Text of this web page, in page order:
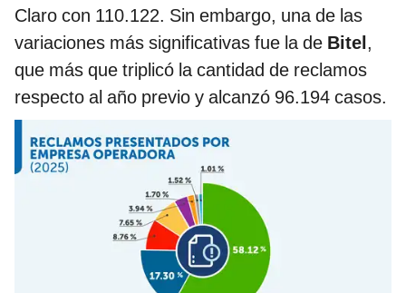
Claro con 110.122. Sin embargo, una de las
variaciones más significativas fue la de Bitel,
que más que triplicó la cantidad de reclamos
respecto al año previo y alcanzó 96.194 casos.